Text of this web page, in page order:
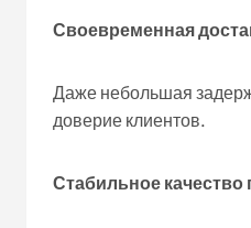
Своевременная
Даже небольшая
доверие клиентов.
Стабильное качество